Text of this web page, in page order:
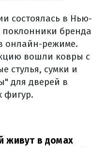
состоялась в Нью-
поклонники бренда
онлайн-режиме.
вошли ковры с
стулья, сумки и
для дверей в
фигур.
живут в домах